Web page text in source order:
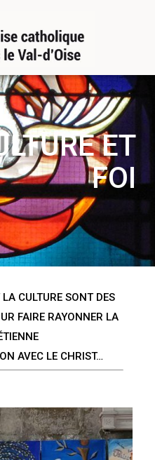
ET
FOI
LA CULTURE SONT DES
FAIRE RAYONNER LA
AVEC LE CHRIST…